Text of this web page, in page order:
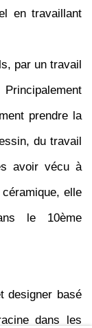
en travaillant
par un travail
prendre la
du travail
avoir vécu à
elle
le 10ème
designer basé
dans les